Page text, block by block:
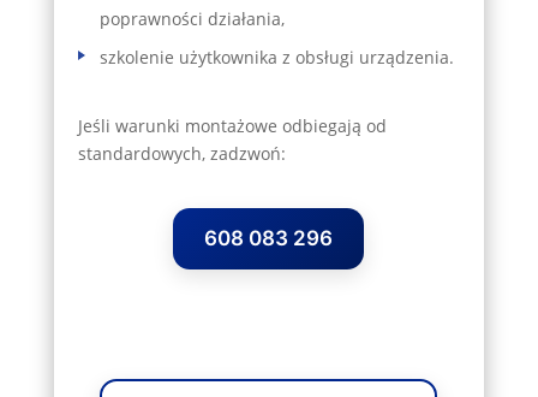
poprawności działania,
szkolenie użytkownika z obsługi urządzenia.
Jeśli warunki montażowe odbiegają od
standardowych, zadzwoń:
608 083 296